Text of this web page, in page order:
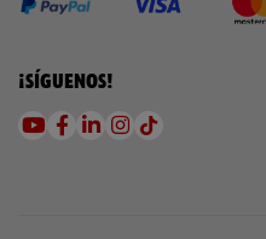
¡SÍGUENOS!